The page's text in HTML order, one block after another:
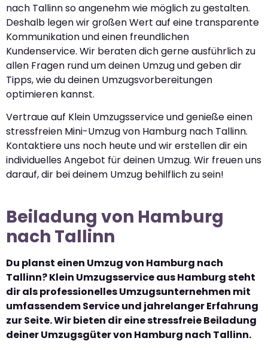
nach Tallinn so angenehm wie möglich zu gestalten.
Deshalb legen wir großen Wert auf eine transparente
Kommunikation und einen freundlichen
Kundenservice. Wir beraten dich gerne ausführlich zu
allen Fragen rund um deinen Umzug und geben dir
Tipps, wie du deinen Umzugsvorbereitungen
optimieren kannst.
Vertraue auf Klein Umzugsservice und genieße einen
stressfreien Mini-Umzug von Hamburg nach Tallinn.
Kontaktiere uns noch heute und wir erstellen dir ein
individuelles Angebot für deinen Umzug. Wir freuen uns
darauf, dir bei deinem Umzug behilflich zu sein!
Beiladung von Hamburg
nach Tallinn
Du planst einen Umzug von Hamburg nach
Tallinn? Klein Umzugsservice aus Hamburg steht
dir als professionelles Umzugsunternehmen mit
umfassendem Service und jahrelanger Erfahrung
zur Seite. Wir bieten dir eine stressfreie Beiladung
deiner Umzugsgüter von Hamburg nach Tallinn.